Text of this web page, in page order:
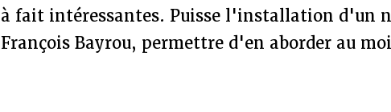
à fait intéressantes. Puisse l'installation d'un
François Bayrou, permettre d'en aborder au